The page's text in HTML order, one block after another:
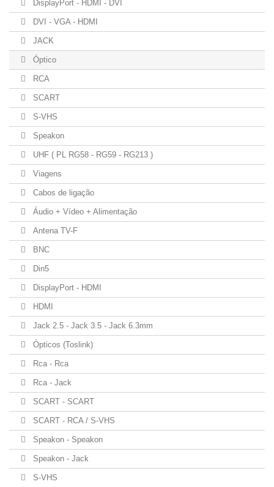
DisplayPort - HDMI - DVI
DVI - VGA - HDMI
JACK
Óptico
RCA
SCART
S-VHS
Speakon
UHF ( PL RG58 - RG59 - RG213 )
Viagens
Cabos de ligação
Áudio + Vídeo + Alimentação
Antena TV-F
BNC
Din5
DisplayPort - HDMI
HDMI
Jack 2.5 - Jack 3.5 - Jack 6.3mm
Ópticos (Toslink)
Rca - Rca
Rca - Jack
SCART - SCART
SCART - RCA / S-VHS
Speakon - Speakon
Speakon - Jack
S-VHS